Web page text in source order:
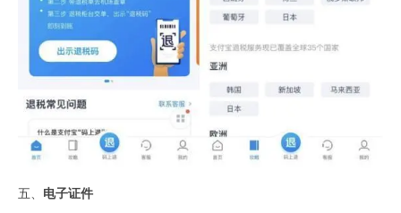
五、 电子证件